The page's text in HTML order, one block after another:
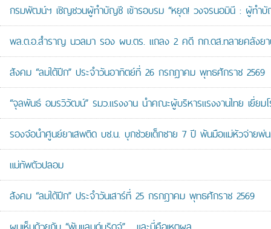
กรมพัฒน์ฯ เชิญชวนผู้ทำบัญชี เข้ารอบรม “หยุด! วงจรนอมินี : ผู้ทำ
พล.ต.อ.สำราญ นวลมา รอง ผบ.ตร. แถลง 2 คดี กก.ดส.ทลายคลังย
สังคม “ลมใต้ปีก” ประจำวันอาทิตย์ที่ 26 กรกฎาคม พุทธศักราช 2569
“จุลพันธ์ อมรวิวัฒน์” รมว.แรงงาน นำคณะผู้บริหารแรงงานไทย เยี่ยม
รองจ๋อนำศูนย์ยาเสพติด บช.น. บุกช่วยเด็กชาย 7 ปี พ้นมือแม่หัวจ่ายพ่น
แม่ทัพตัวปลอม
สังคม “ลมใต้ปีก” ประจำวันเสาร์ที่ 25 กรกฎาคม พุทธศักราช 2569